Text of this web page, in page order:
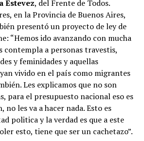
Estevez, del Frente de Todos.
en la Provincia de Buenos Aires,
presentó un proyecto de ley de
“Hemos ido avanzando con mucha
contempla a personas travestis,
y feminidades y aquellas
vivido en el país como migrantes
Les explicamos que no son
para el presupuesto nacional eso es
les va a hacer nada. Esto es
politica y la verdad es que a este
esto, tiene que ser un cachetazo”.